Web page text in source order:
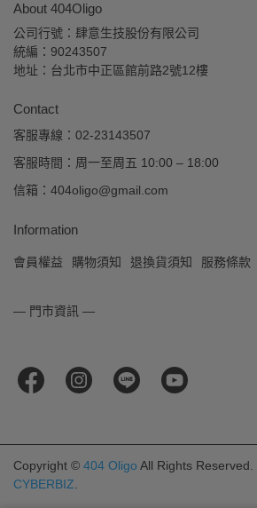
About 404Oligo
公司行號：肆意生技股份有限公司
統編：90243507
地址：台北市中正區館前路2號12樓
Contact
客服專線：02-23143507
客服時間：周一至周五 10:00 – 18:00
信箱：404oligo@gmail.com
Information
會員權益 購物須知 退換貨須知 服務條款
— 門市資訊 —
Copyright © 404 Oligo All Rights Reserved.
CYBERBIZ